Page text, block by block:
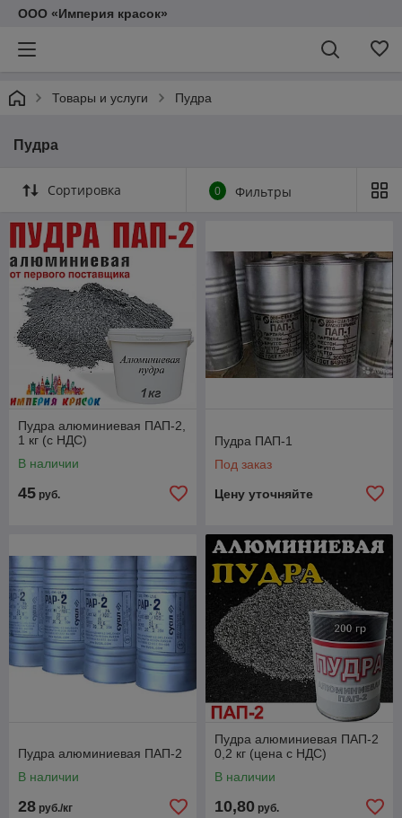
ООО «Империя красок»
Товары и услуги Пудра
Пудра
Сортировка 0 Фильтры
Пудра алюминиевая ПАП-2,
1 кг (с НДС)
В наличии
45 руб.
Пудра ПАП-1
Под заказ
Цену уточняйте
Пудра алюминиевая ПАП-2
В наличии
28 руб./кг
Пудра алюминиевая ПАП-2
0,2 кг (цена с НДС)
В наличии
10,80 руб.